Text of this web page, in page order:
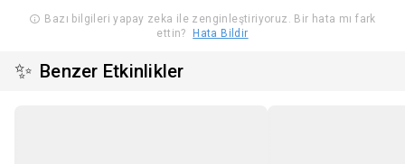
• Gününde ve saatinde kullanılmayan biletler geçersizdir.
• Organizasyon sahibi kurum etkinlik alanı oturum düzeninde
sahiptir. Numarasız oturma düzenine sahip etkinliklerde
Bazı bilgileri yapay zeka ile zenginleştiriyoruz. Bir hata mı fark
ettin?
Hata Bildir
✨ Benzer Etkinlikler